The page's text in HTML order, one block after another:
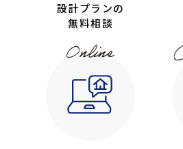
設計プランの
無料相談